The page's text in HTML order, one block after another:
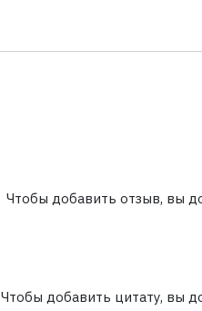
Чтобы добавить отзыв, вы
Чтобы добавить цитату, вы